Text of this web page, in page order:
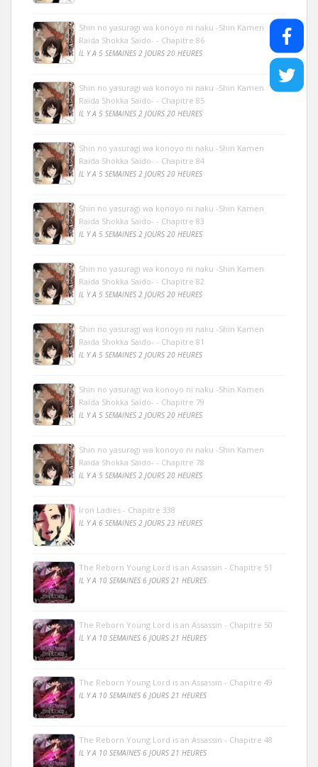
Shin no yasuragi wa konoyo ni naku -Shin Kamen
Raida Shokka Saido- - Chapitre 86
IL Y A 5 SEMAINES 2 JOURS 20 HEURES
Shin no yasuragi wa konoyo ni naku -Shin Kamen
Raida Shokka Saido- - Chapitre 85
IL Y A 5 SEMAINES 2 JOURS 20 HEURES
Shin no yasuragi wa konoyo ni naku -Shin Kamen
Raida Shokka Saido- - Chapitre 84
IL Y A 5 SEMAINES 2 JOURS 20 HEURES
Shin no yasuragi wa konoyo ni naku -Shin Kamen
Raida Shokka Saido- - Chapitre 83
IL Y A 5 SEMAINES 2 JOURS 20 HEURES
Shin no yasuragi wa konoyo ni naku -Shin Kamen
Raida Shokka Saido- - Chapitre 82
IL Y A 5 SEMAINES 2 JOURS 20 HEURES
Shin no yasuragi wa konoyo ni naku -Shin Kamen
Raida Shokka Saido- - Chapitre 81
IL Y A 5 SEMAINES 2 JOURS 20 HEURES
Shin no yasuragi wa konoyo ni naku -Shin Kamen
Raida Shokka Saido- - Chapitre 79
IL Y A 5 SEMAINES 2 JOURS 20 HEURES
Shin no yasuragi wa konoyo ni naku -Shin Kamen
Raida Shokka Saido- - Chapitre 78
IL Y A 5 SEMAINES 2 JOURS 20 HEURES
Iron Ladies - Chapitre 338
IL Y A 6 SEMAINES 2 JOURS 23 HEURES
The Reborn Young Lord is an Assassin - Chapitre 51
IL Y A 10 SEMAINES 6 JOURS 21 HEURES
The Reborn Young Lord is an Assassin - Chapitre 50
IL Y A 10 SEMAINES 6 JOURS 21 HEURES
The Reborn Young Lord is an Assassin - Chapitre 49
IL Y A 10 SEMAINES 6 JOURS 21 HEURES
The Reborn Young Lord is an Assassin - Chapitre 48
IL Y A 10 SEMAINES 6 JOURS 21 HEURES